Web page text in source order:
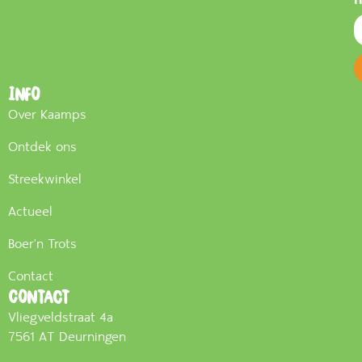
Info
Over Kaamps
Ontdek ons
Streekwinkel
Actueel
Boer'n Trots
Contact
Contact
Vliegveldstraat 4a
7561 AT Deurningen